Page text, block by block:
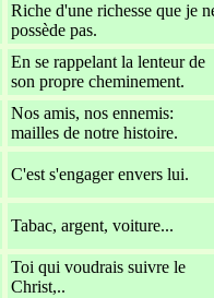
Riche d'une richesse que je
possède pas.
En se rappelant la lenteur de
son propre cheminement.
Nos amis, nos ennemis:
mailles de notre histoire.
C'est s'engager envers lui.
Tabac, argent, voiture...
Toi qui voudrais suivre le
Christ,..